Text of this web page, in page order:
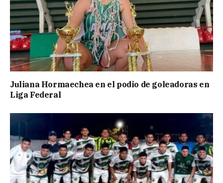
Juliana Hormaechea en el podio de goleadoras en
Liga Federal